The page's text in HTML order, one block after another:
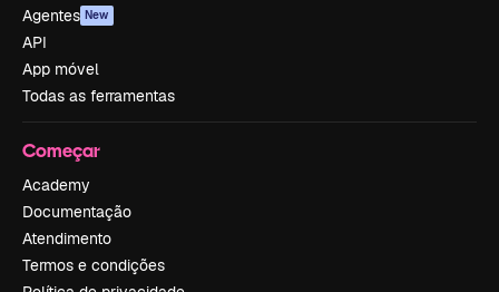
Agentes New
API
App móvel
Todas as ferramentas
Começar
Academy
Documentação
Atendimento
Termos e condições